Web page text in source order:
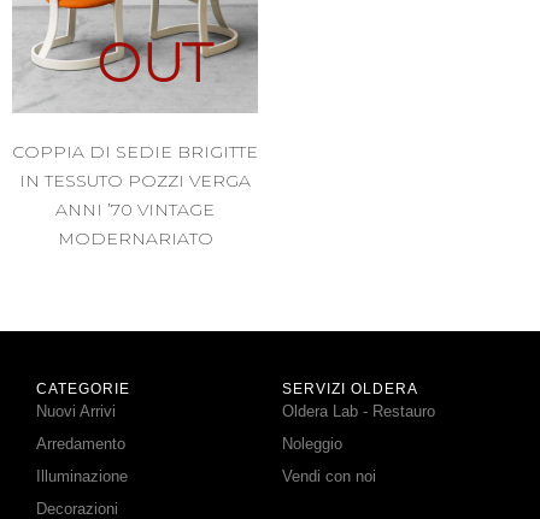
OUT
COPPIA DI SEDIE BRIGITTE
IN TESSUTO POZZI VERGA
ANNI ’70 VINTAGE
MODERNARIATO
CATEGORIE
Nuovi Arrivi
Arredamento
Illuminazione
Decorazioni
SERVIZI OLDERA
Oldera Lab - Restauro
Noleggio
Vendi con noi